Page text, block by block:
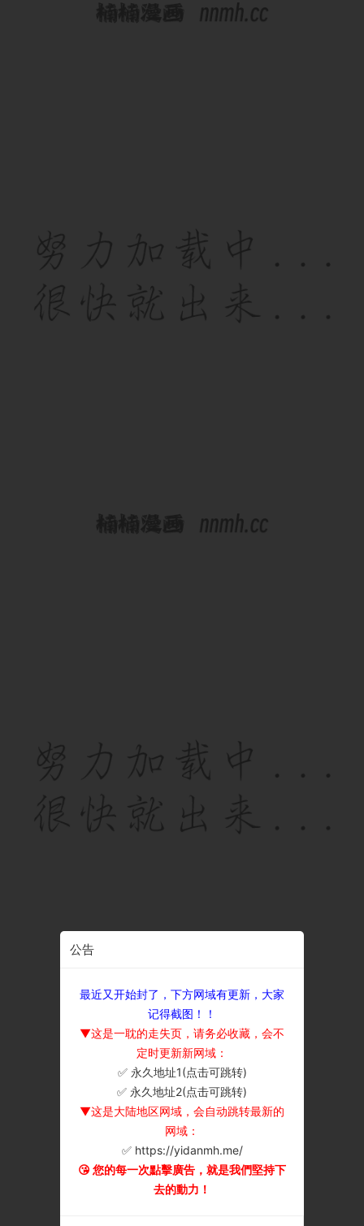
公告
最近又开始封了，下方网域有更新，大家
记得截图！！
▼这是一耽的走失页，请务必收藏，会不
定时更新新网域：
✅ 永久地址1(点击可跳转)
✅ 永久地址2(点击可跳转)
▼这是大陆地区网域，会自动跳转最新的
网域：
✅ https://yidanmh.me/
😘 您的每一次點擊廣告，就是我們堅持下
去的動力！